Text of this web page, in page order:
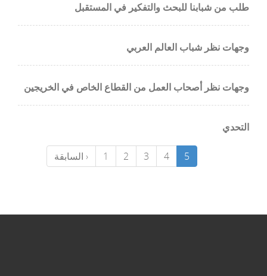
طلب من شبابنا للبحث والتفكير في المستقبل
وجهات نظر شباب العالم العربي
وجهات نظر أصحاب العمل من القطاع الخاص في الخريجين
التحدي
‹ السابقة 1 2 3 4 5